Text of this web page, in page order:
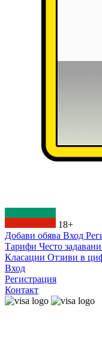
18+
Добави обява Вход
Тарифи Често
Класации Отзиви в
Вход
Регистрация
Контакт